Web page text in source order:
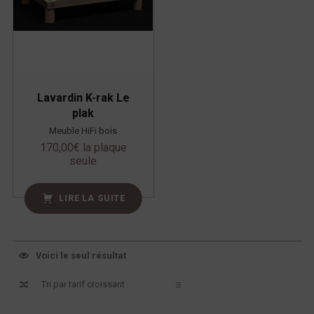
Lavardin K-rak Le
plak
Meuble HiFi bois
170,00€ la plaque
seule
LIRE LA SUITE
Voici le seul résultat